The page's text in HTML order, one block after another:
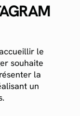
le
souhaite
la
un